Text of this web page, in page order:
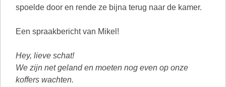
spoelde door en rende ze bijna terug naar de kamer.
Een spraakbericht van Mikel!
Hey, lieve schat!
We zijn net geland en moeten nog even op onze
koffers wachten.